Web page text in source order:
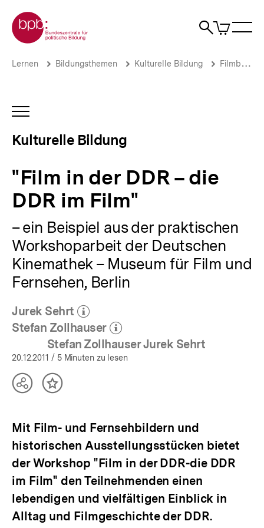
zum
Seiteninhalt
springen
Zur Startseite der bpb
Suche
Artikel
im
"Film
die
Kulturelle
Bildung
Brotkrümelnavigation
Pfadnavigation
Lernen Bildungsthemen Kulturelle Bildung Filmbildung
INHALTSNAVIGATION
Kulturelle Bildung
"Film in der DDR – die
DDR im Film"
– ein Beispiel aus der praktischen
Workshoparbeit der Deutschen
Kinemathek – Museum für Film und
Fernsehen, Berlin
Jurek Sehrt
(Mehr zum Autor)
öffnen
Stefan Zollhauser
(Mehr zum Autor)
öffnen
Stefan Zollhauser Jurek Sehrt
20.12.2011 / 5 Minuten zu lesen
TeilenInhalt
Mit Film- und Fernsehbildern und
historischen Ausstellungsstücken bietet
der Workshop "Film in der DDR-die DDR
im Film" den Teilnehmenden einen
lebendigen und vielfältigen Einblick in
Alltag und Filmgeschichte der DDR.